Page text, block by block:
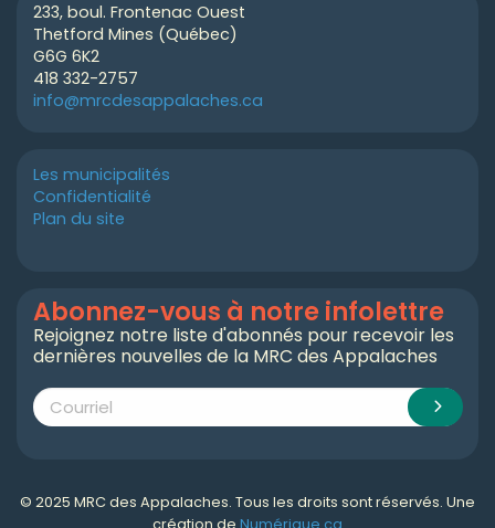
233, boul. Frontenac Ouest
Thetford Mines (Québec)
G6G 6K2
418 332-2757
info@mrcdesappalaches.ca
Les municipalités
Confidentialité
Plan du site
Abonnez-vous à notre infolettre
Rejoignez notre liste d'abonnés pour recevoir les
dernières nouvelles de la MRC des Appalaches
© 2025 MRC des Appalaches. Tous les droits sont réservés. Une
création de Numérique.ca